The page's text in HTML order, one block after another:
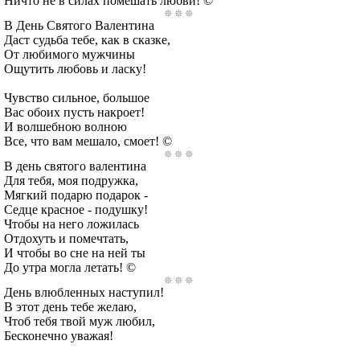
В День Святого Валентина
Даст судьба тебе, как в сказке,
От любимого мужчины
Ощутить любовь и ласку!
Чувство сильное, большое
Вас обоих пусть накроет!
И волшебною волною
Все, что вам мешало, смоет! ©
В день святого валентина
Для тебя, моя подружка,
Мягкий подарю подарок -
Седце красное - подушку!
Чтобы на него ложилась
Отдохуть и помечтать,
И чтобы во сне на ней ты
До утра могла летать! ©
День влюбленных наступил!
В этот день тебе желаю,
Чтоб тебя твой муж любил,
Бесконечно уважая!